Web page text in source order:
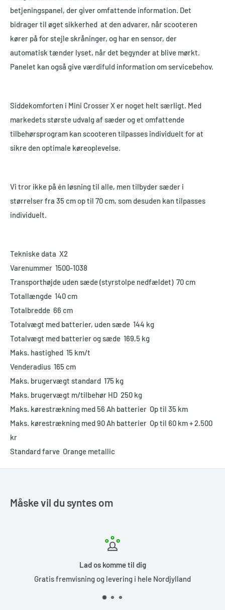
betjeningspanel, der giver omfattende information. Det
bidrager til øget sikkerhed at den advarer, når scooteren
kører på for stejle skråninger, og har en sensor, der
automatisk tænder lyset, når det begynder at blive mørkt.
Panelet kan også give værdifuld information om servicebehov.
Siddekomforten i Mini Crosser X er noget helt særligt. Med
markedets største udvalg af sæder og et omfattende
tilbehørsprogram kan scooteren tilpasses individuelt for at
sikre den optimale køreoplevelse.
Vi tror ikke på én løsning til alle, men tilbyder sæder i
størrelser fra 35 cm op til 70 cm, som desuden kan tilpasses
individuelt.
Tekniske data X2
Varenummer 1500-1038
Transporthøjde uden sæde (styrstolpe nedfældet) 70 cm
Totallængde 140 cm
Totalbredde 66 cm
Totalvægt med batterier, uden sæde 144 kg
Totalvægt med batterier og sæde 169,5 kg
Maks. hastighed 15 km/t
Venderadius 165 cm
Maks. brugervægt standard 175 kg
Maks. brugervægt m/tilbehør HD 250 kg
Maks. kørestrækning med 56 Ah batterier Op til 35 km
Maks. kørestrækning med 90 Ah batterier Op til 60 km + 2.500
kr
Standard farve Orange metallic
Måske vil du syntes om
i hele Nordjylland
Vi er en familieejet